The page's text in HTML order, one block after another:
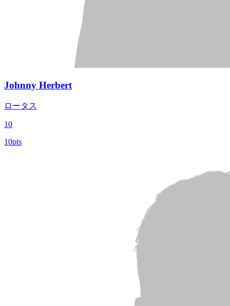
Johnny Herbert
ロータス
10
10pts